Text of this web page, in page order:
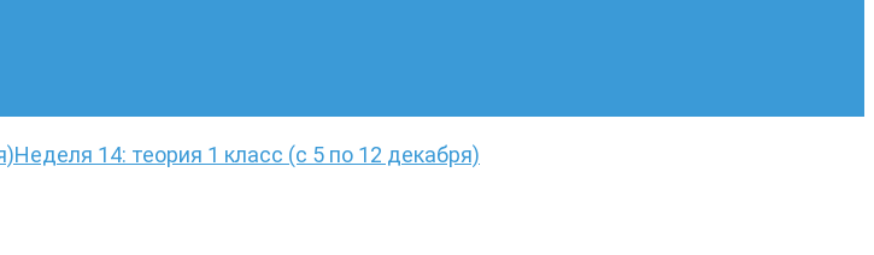
Неделя 14: теория 1 класс (с 5 по 12 декабря)